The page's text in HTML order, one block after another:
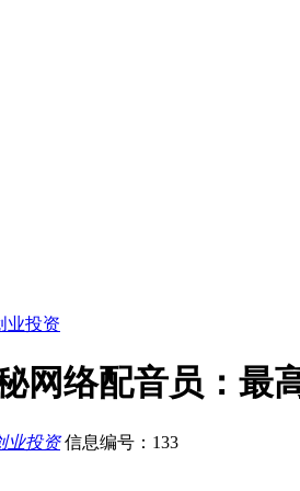
业投资
网络配音员：最
业投资 信息编号：133